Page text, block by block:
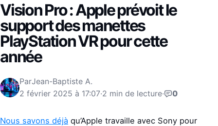
Vision Pro : Apple prévoit le
support des manettes
PlayStation VR pour cette
année
ParJean-Baptiste A.
2 février 2025 à 17:07·2 min de lecture· 0
Nous savons déjà qu’Apple travaille avec Sony pour